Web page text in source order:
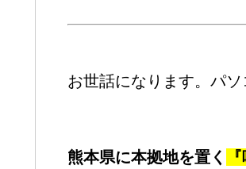
お世話になります。パ
熊本県に本拠地を置く